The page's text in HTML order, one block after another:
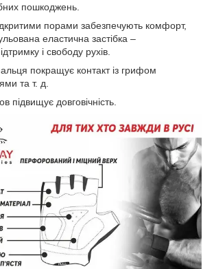
пошкоджень.
порами забезпечують комфорт,
еластична застібка ‒
і свободу рухів.
покращує контакт із грифом
та т. д.
підвищує довговічність.